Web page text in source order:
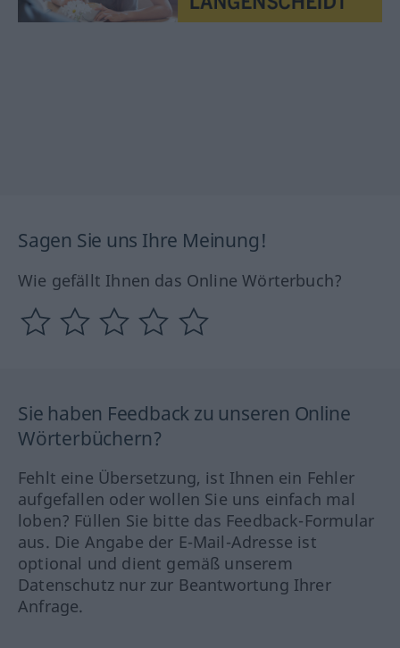
Sagen Sie uns Ihre Meinung!
Wie gefällt Ihnen das Online Wörterbuch?
Sie haben Feedback zu unseren Online
Wörterbüchern?
Fehlt eine Übersetzung, ist Ihnen ein Fehler
aufgefallen oder wollen Sie uns einfach mal
loben? Füllen Sie bitte das Feedback-Formular
aus. Die Angabe der E-Mail-Adresse ist
optional und dient gemäß unserem
Datenschutz nur zur Beantwortung Ihrer
Anfrage.